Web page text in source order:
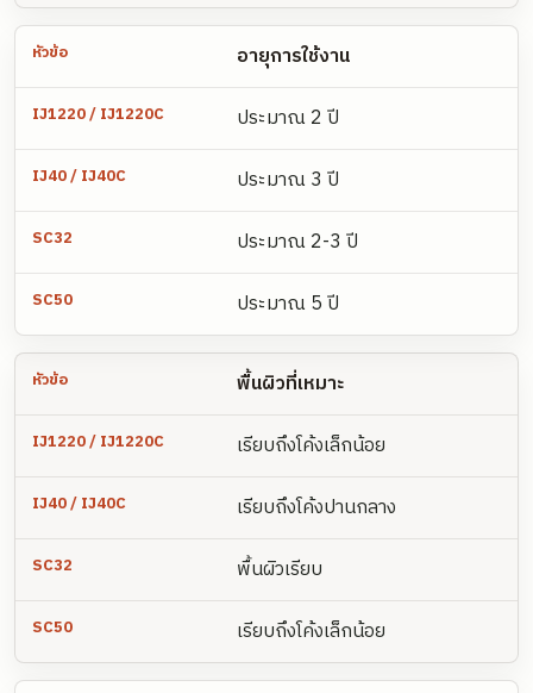
อายุการใช้งาน
ประมาณ 2 ปี
ประมาณ 3 ปี
ประมาณ 2-3 ปี
ประมาณ 5 ปี
พื้นผิวที่เหมาะ
เรียบถึงโค้งเล็กน้อย
เรียบถึงโค้งปานกลาง
พื้นผิวเรียบ
เรียบถึงโค้งเล็กน้อย